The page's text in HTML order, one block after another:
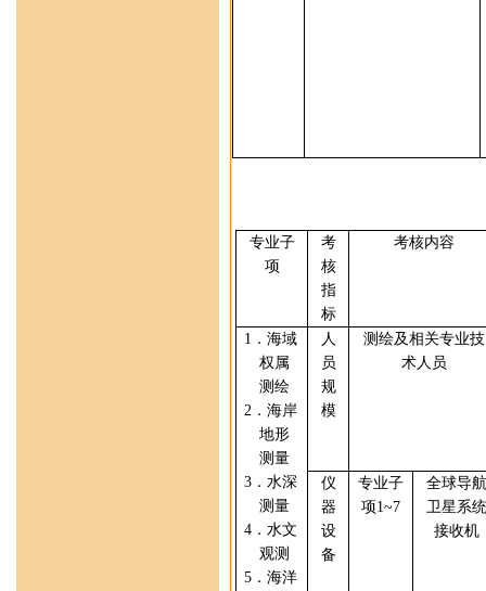
专业子
项
考
核
指
标
考核内容
1 ．海域
权属
测绘
2 ．海岸
地形
测量
3 ．水深
测量
4 ．水文
观测
5 ．海洋
人
员
规
模
测绘及相关专业技
术人员
仪
器
设
备
专业子
项1~7
全球导航
卫星系统
接收机